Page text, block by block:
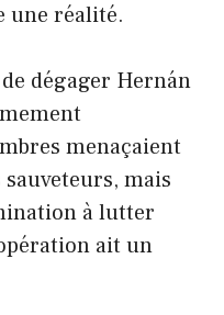
une réalité.
dégager Hernán
menaçaient
mais
à lutter
ait un